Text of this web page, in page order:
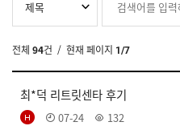
전체 94건 / 현재 페이지 1/7
최*덕 리트릿센타 후기
07-24 132